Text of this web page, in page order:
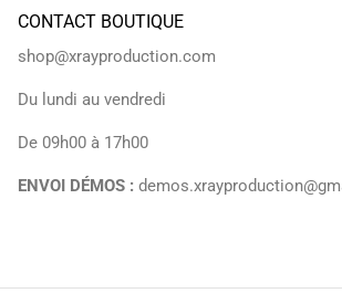
CONTACT BOUTIQUE
shop@xrayproduction.com
Du lundi au vendredi
De 09h00 à 17h00
ENVOI DÉMOS :